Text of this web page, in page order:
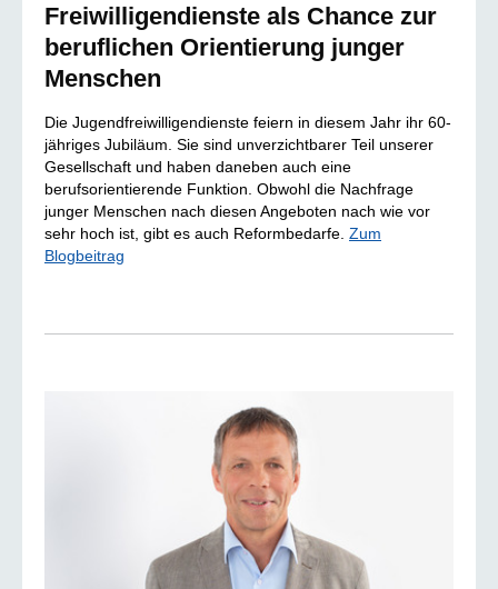
Freiwilligendienste als Chance zur
beruflichen Orientierung junger
Menschen
Die Jugendfreiwilligendienste feiern in diesem Jahr ihr 60-
jähriges Jubiläum. Sie sind unverzichtbarer Teil unserer
Gesellschaft und haben daneben auch eine
berufsorientierende Funktion. Obwohl die Nachfrage
junger Menschen nach diesen Angeboten nach wie vor
sehr hoch ist, gibt es auch Reformbedarfe. Zum
Blogbeitrag